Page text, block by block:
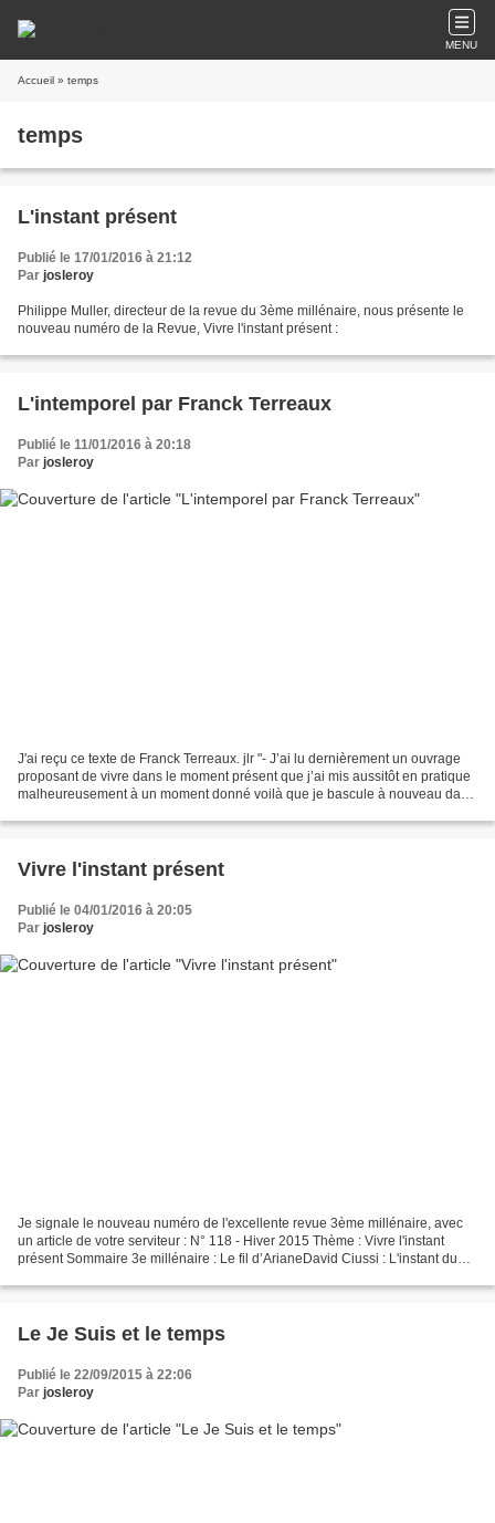
MENU
Accueil » temps
temps
L'instant présent
Publié le 17/01/2016 à 21:12
Par josleroy
Philippe Muller, directeur de la revue du 3ème millénaire, nous présente le
nouveau numéro de la Revue, Vivre l'instant présent :
L'intemporel par Franck Terreaux
Publié le 11/01/2016 à 20:18
Par josleroy
J'ai reçu ce texte de Franck Terreaux. jlr "- J’ai lu dernièrement un ouvrage
proposant de vivre dans le moment présent que j’ai mis aussitôt en pratique
malheureusement à un moment donné voilà que je bascule à nouveau dans
Vivre l'instant présent
Publié le 04/01/2016 à 20:05
Par josleroy
Je signale le nouveau numéro de l'excellente revue 3ème millénaire, avec
un article de votre serviteur : N° 118 - Hiver 2015 Thème : Vivre l'instant
présent Sommaire 3e millénaire : Le fil d’ArianeDavid Ciussi : L'instant du
Le Je Suis et le temps
Publié le 22/09/2015 à 22:06
Par josleroy